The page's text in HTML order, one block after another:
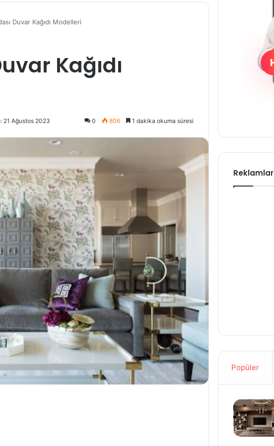
Duvar Kağıdı Modelleri
Kağıdı
21 Ağustos 2023 0 806 1 dakika okuma süresi
Reklamlar
Popüler